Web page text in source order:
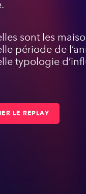
sont les
période de
typologie
LE REPLAY